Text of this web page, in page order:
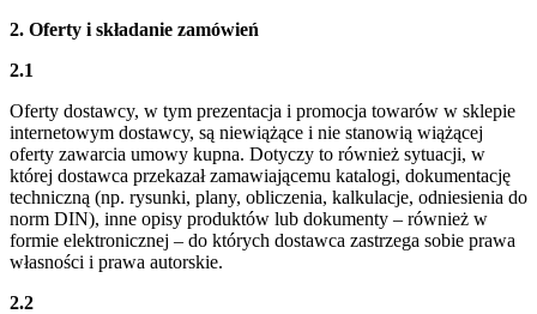
2. Oferty i składanie zamówień
2.1
Oferty dostawcy, w tym prezentacja i promocja towarów w sklepie
internetowym dostawcy, są niewiążące i nie stanowią wiążącej
oferty zawarcia umowy kupna. Dotyczy to również sytuacji, w
której dostawca przekazał zamawiającemu katalogi, dokumentację
techniczną (np. rysunki, plany, obliczenia, kalkulacje, odniesienia do
norm DIN), inne opisy produktów lub dokumenty – również w
formie elektronicznej – do których dostawca zastrzega sobie prawa
własności i prawa autorskie.
2.2